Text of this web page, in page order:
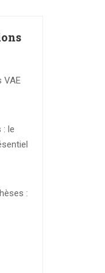
VAE
le
: